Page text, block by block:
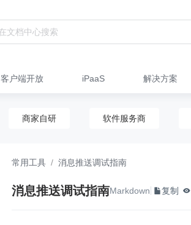
客户端开放 iPaaS 解决方案
商家自研 软件服务商
常用工具 消息推送调试指南
消息推送调试指南Markdown 复制